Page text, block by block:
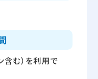
含む）を利用で